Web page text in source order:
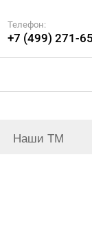
Телефон:
+7 (499) 271-
Наши ТМ